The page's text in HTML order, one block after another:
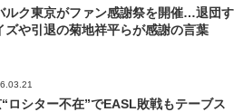
ルク東京がファン感謝祭を開催…退団す
ズや引退の菊地祥平らが感謝の言葉
ロシター不在”でEASL敗戦もテーブス